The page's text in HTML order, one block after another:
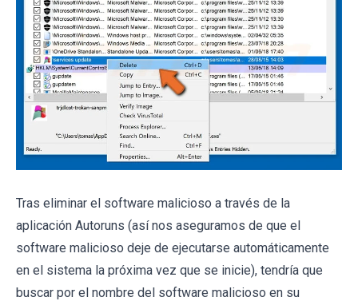
Tras eliminar el software malicioso a través de la
aplicación Autoruns (así nos aseguramos de que el
software malicioso deje de ejecutarse automáticamente
en el sistema la próxima vez que se inicie), tendría que
buscar por el nombre del software malicioso en su